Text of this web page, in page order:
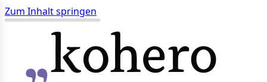
Zum Inhalt springen